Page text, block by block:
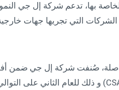
بها، تدعم شركة إل جي
الشركات التي تجريها جهات